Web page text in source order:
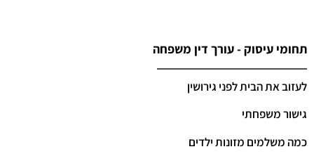
תחומי עיסוק - עורך דין משפחה
לעזוב את הבית לפני גירושין
גישור משפחתי
כמה משלמים מזונות ילדים